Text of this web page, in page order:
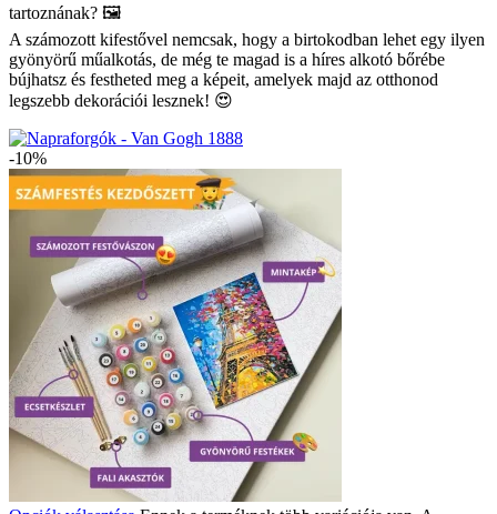
tartoznának? 🖼️
A számozott kifestővel nemcsak, hogy a birtokodban lehet egy ilyen
gyönyörű műalkotás, de még te magad is a híres alkotó bőrébe
bújhatsz és festheted meg a képeit, amelyek majd az otthonod
legszebb dekorációi lesznek! 😍
-10%